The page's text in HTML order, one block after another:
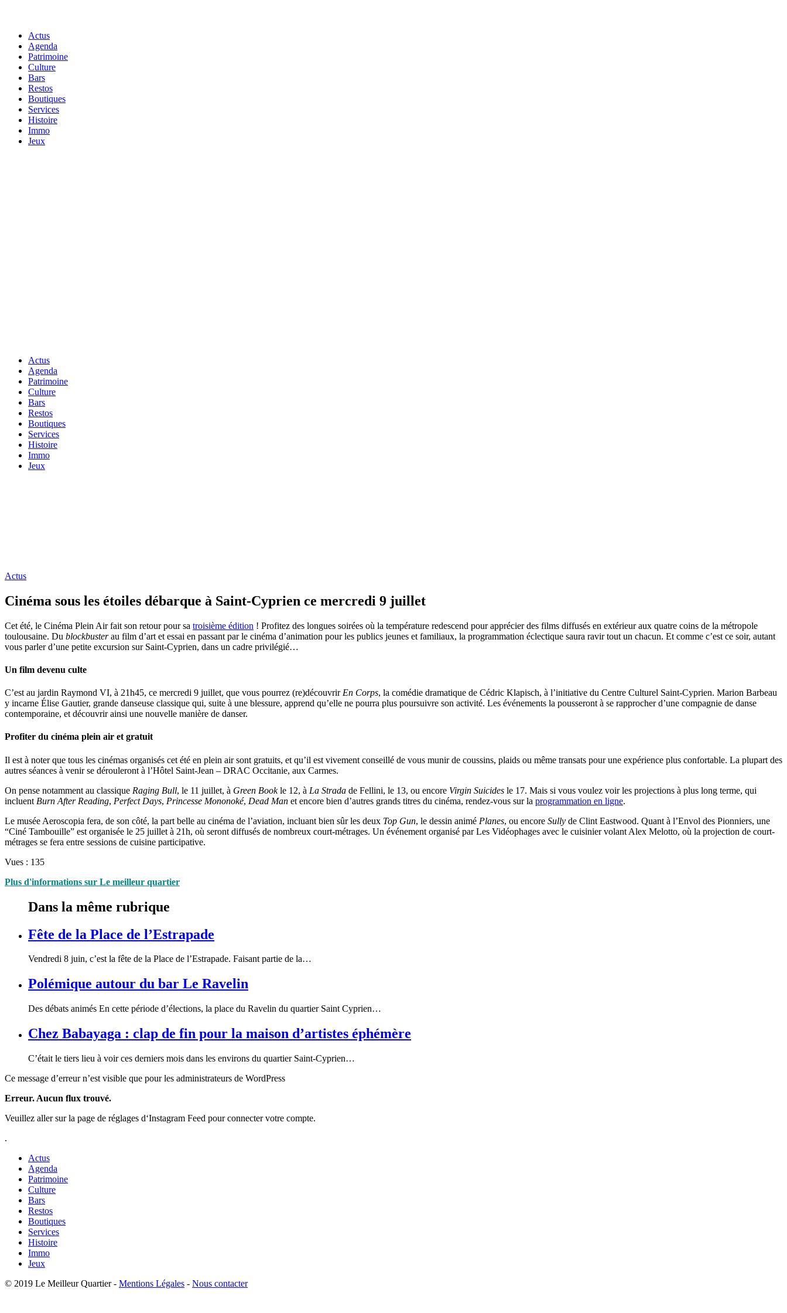
Actus
Agenda
Patrimoine
Culture
Bars
Restos
Boutiques
Services
Histoire
Immo
Jeux
Actus
Agenda
Patrimoine
Culture
Bars
Restos
Boutiques
Services
Histoire
Immo
Jeux
Actus
Cinéma sous les étoiles débarque à Saint-Cyprien ce mercredi 9 juillet
Cet été, le Cinéma Plein Air fait son retour pour sa troisième édition ! Profitez des longues soirées où la température redescend pour apprécier des films diffusés en extérieur aux quatre coins de la métropole
toulousaine. Du blockbusterau film d’art et essai en passant par le cinéma d’animation pour les publics jeunes et familiaux, la programmation éclectique saura ravir tout un chacun. Et comme c’est ce soir, autant
vous parler d’une petite excursion sur Saint-Cyprien, dans un cadre privilégié…
Un film devenu culte
C’est au jardin Raymond VI, à 21h45, ce mercredi 9 juillet, que vous pourrez (re)découvrir En Corps, la comédie dramatique de Cédric Klapisch, à l’initiative du Centre Culturel Saint-Cyprien. Marion Barbeau
y incarne Élise Gautier, grande danseuse classique qui, suite à une blessure, apprend qu’elle ne pourra plus poursuivre son activité. Les événements la pousseront à se rapprocher d’une compagnie de danse
contemporaine, et découvrir ainsi une nouvelle manière de danser.
Profiter du cinéma plein air et gratuit
Il est à noter que tous les cinémas organisés cet été en plein air sont gratuits, et qu’il est vivement conseillé de vous munir de coussins, plaids ou même transats pour une expérience plus confortable. La plupart des
autres séances à venir se dérouleront à l’Hôtel Saint-Jean – DRAC Occitanie, aux Carmes.
On pense notamment au classique Raging Bull, le 11 juillet, à Green Bookle 12, à La Strada de Fellini, le 13, ou encore Virgin Suicides le 17. Mais si vous voulez voir les projections à plus long terme, qui
incluent Burn After Reading, Perfect Days, Princesse Mononoké, Dead Man et encore bien d’autres grands titres du cinéma, rendez-vous sur la programmation en ligne.
Le musée Aeroscopia fera, de son côté, la part belle au cinéma de l’aviation, incluant bien sûr les deux Top Gun, le dessin animé Planes, ou encore Sully de Clint Eastwood. Quant à l’Envol des Pionniers, une
“Ciné Tambouille” est organisée le 25 juillet à 21h, où seront diffusés de nombreux court-métrages. Un événement organisé par Les Vidéophages avec le cuisinier volant Alex Melotto, où la projection de court-
métrages se fera entre sessions de cuisine participative.
Vues : 135
Plus d'informations sur Le meilleur quartier
Dans la même rubrique
Fête de la Place de l’Estrapade
Vendredi 8 juin, c’est la fête de la Place de l’Estrapade. Faisant partie de la…
Polémique autour du bar Le Ravelin
Des débats animés En cette période d’élections, la place du Ravelin du quartier Saint Cyprien…
Chez Babayaga : clap de fin pour la maison d’artistes éphémère
C’était le tiers lieu à voir ces derniers mois dans les environs du quartier Saint-Cyprien…
Ce message d’erreur n’est visible que pour les administrateurs de WordPress
Erreur. Aucun flux trouvé.
Veuillez aller sur la page de réglages d‘Instagram Feed pour connecter votre compte.
.
Actus
Agenda
Patrimoine
Culture
Bars
Restos
Boutiques
Services
Histoire
Immo
Jeux
© 2019 Le Meilleur Quartier - Mentions Légales - Nous contacter